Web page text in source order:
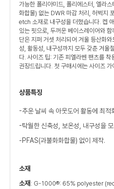
가능한 폴리아미드, 폴리에스터, 엘라
화합물) 없는 DWR 마감 처리, 허벅지
etch 소재로 내구성을 더했습니다. 켑
있는 핏으로, 두꺼운 베이스레이어와
단은 지퍼 거셋 처리되어 겨울 등산화
성, 활동성, 내구성까지 모두 갖춘 겨울
다. 사이즈 팁: 기존 피엘라벤 팬츠를
권장드립니다. 첫 구매시에는 사이즈
상품특징
-추운 날씨 속 아웃도어 활동에 최적
-탁월한 신축성, 보온성, 내구성을
-PFAS(과불화화합물) 없이 제작.
소재
소재 : G-1000®: 65% polyester